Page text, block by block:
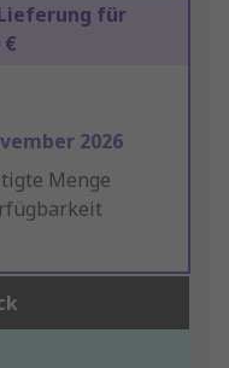
Lieferung für
2026
Menge